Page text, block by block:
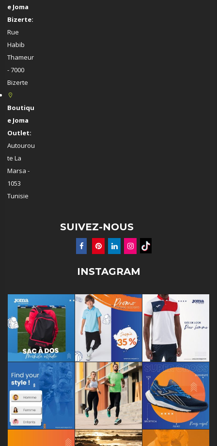
e Joma
Bizerte:
Rue
Habib
Thameur
- 7000
Bizerte
Boutiqu
e Joma
Outlet:
Autourou
te La
Marsa -
1053
Tunisie
SUIVEZ-NOUS
INSTAGRAM